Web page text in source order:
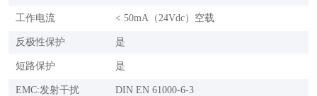
工作电流 < 50mA（24Vdc）空载
反极性保护 是
短路保护 是
EMC:发射干扰 DIN EN 61000-6-3